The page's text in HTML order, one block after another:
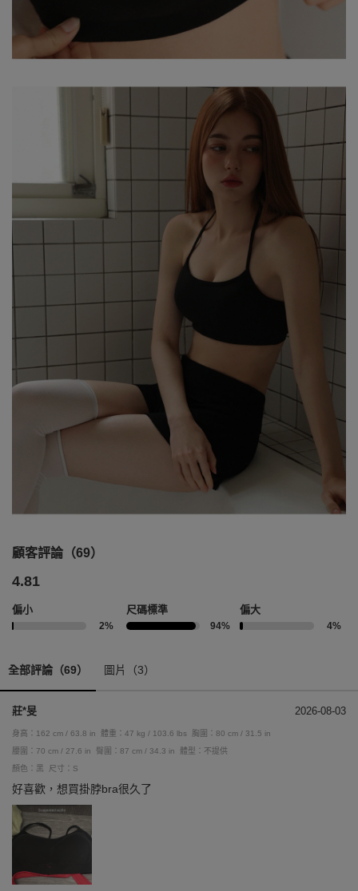
顧客評論（69）
4.81
偏小
2%
尺碼標準
94%
偏大
4%
全部評論（69） 圖片（3）
莊*旻 2026-08-03
身高：162 cm / 63.8 in 體重：47 kg / 103.6 lbs
胸圍：80 cm / 31.5 in
腰圍：70 cm / 27.6 in
臀圍：87 cm / 34.3 in
體型：不提供
顏色：黑
尺寸：S
好喜歡，想買掛脖bra很久了